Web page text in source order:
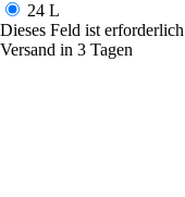
24 L
Dieses Feld ist erforderlich
Versand in 3 Tagen